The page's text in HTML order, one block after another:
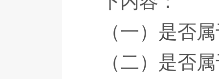
（一）是否
（二）是否